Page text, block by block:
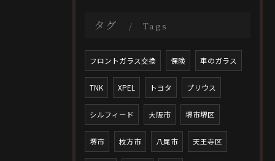
タグ Tags
フロントガラス交換 保険 車のガラス
TNK XPEL トヨタ プリウス
シルフィード 大阪市 堺市堺区
堺市 枚方市 八尾市 天王寺区